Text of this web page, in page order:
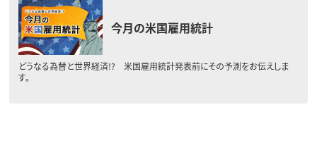
今月の米国雇用統計
どうなる為替と世界経済!? 米国雇用統計発表前にその予測をお伝えしま
す。